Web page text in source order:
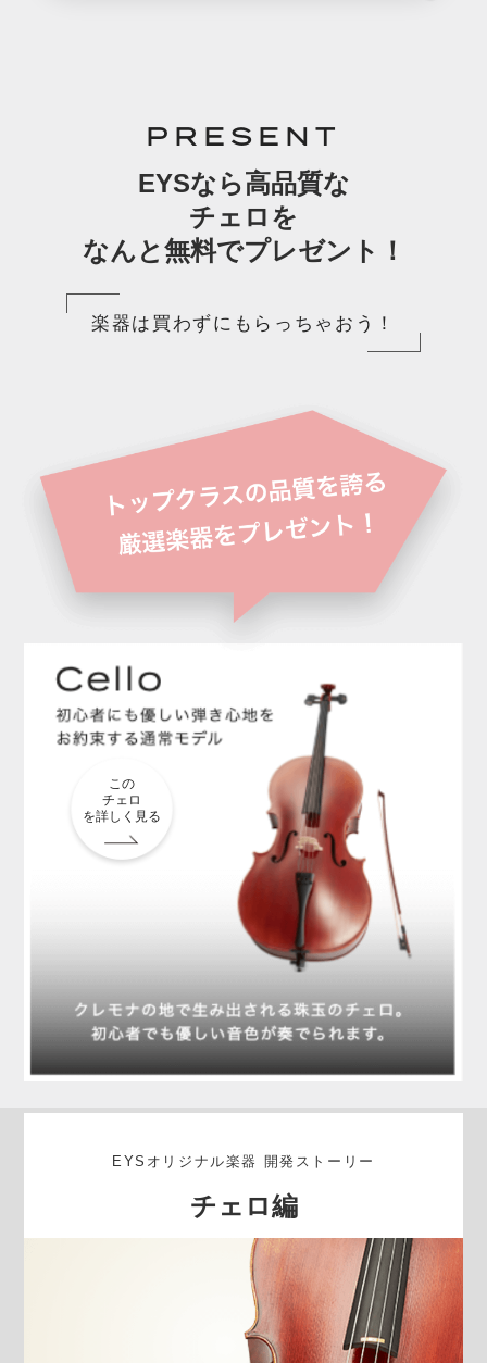
PRESENT
EYSなら高品質な
チェロを
なんと無料でプレゼント！
楽器は買わずにもらっちゃおう！
この
チェロ
を詳しく見る
EYSオリジナル楽器 開発ストーリー
チェロ編